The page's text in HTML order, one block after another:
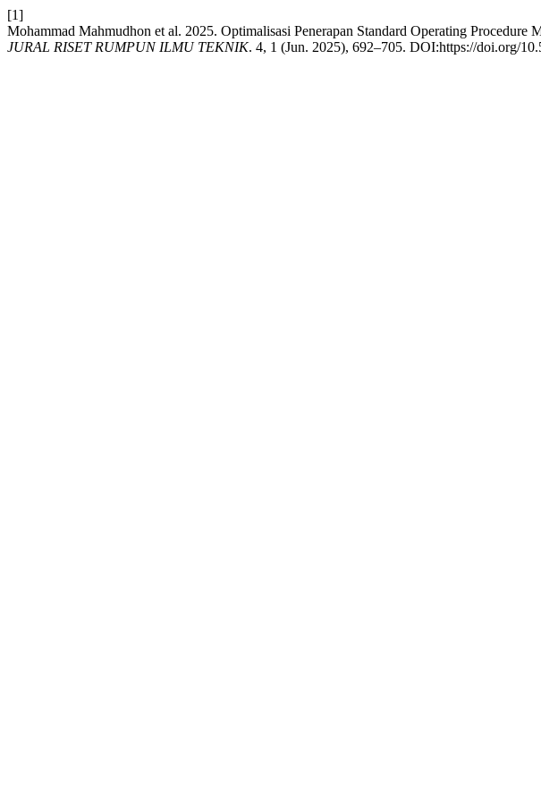
[1]
Mohammad Mahmudhon et al. 2025. Optimalisasi Penerapan Standard Operating
JURAL RISET RUMPUN ILMU TEKNIK. 4, 1 (Jun. 2025), 692–705. DOI:https://doi.org/